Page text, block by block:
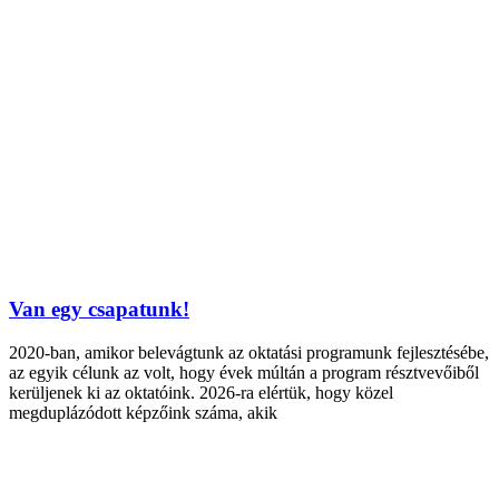
Van egy csapatunk!
2020-ban, amikor belevágtunk az oktatási programunk fejlesztésébe,
az egyik célunk az volt, hogy évek múltán a program résztvevőiből
kerüljenek ki az oktatóink. 2026-ra elértük, hogy közel
megduplázódott képzőink száma, akik